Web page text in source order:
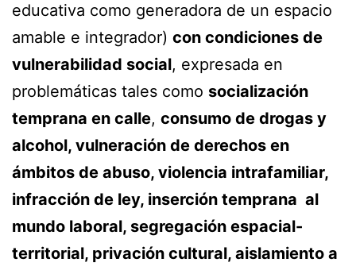
educativa como generadora de un espacio
amable e integrador) con condiciones de
vulnerabilidad social, expresada en
problemáticas tales como socialización
temprana en calle, consumo de drogas y
alcohol, vulneración de derechos en
ámbitos de abuso, violencia intrafamiliar,
infracción de ley, inserción temprana al
mundo laboral, segregación espacial-
territorial, privación cultural, aislamiento a